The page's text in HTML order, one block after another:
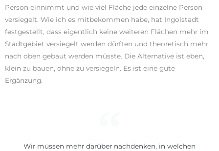
Person einnimmt und wie viel Fläche jede einzelne Person
versiegelt. Wie ich es mitbekommen habe, hat Ingolstadt
festgestellt, dass eigentlich keine weiteren Flächen mehr im
Stadtgebiet versiegelt werden dürften und theoretisch mehr
nach oben gebaut werden müsste. Die Alternative ist eben,
klein zu bauen, ohne zu versiegeln. Es ist eine gute
Ergänzung.
Wir müssen mehr darüber nachdenken, in welchen